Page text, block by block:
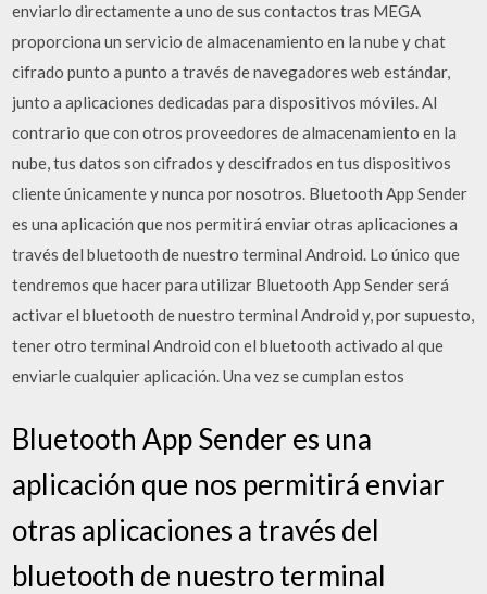
enviarlo directamente a uno de sus contactos tras MEGA
proporciona un servicio de almacenamiento en la nube y chat
cifrado punto a punto a través de navegadores web estándar,
junto a aplicaciones dedicadas para dispositivos móviles. Al
contrario que con otros proveedores de almacenamiento en la
nube, tus datos son cifrados y descifrados en tus dispositivos
cliente únicamente y nunca por nosotros. Bluetooth App Sender
es una aplicación que nos permitirá enviar otras aplicaciones a
través del bluetooth de nuestro terminal Android. Lo único que
tendremos que hacer para utilizar Bluetooth App Sender será
activar el bluetooth de nuestro terminal Android y, por supuesto,
tener otro terminal Android con el bluetooth activado al que
enviarle cualquier aplicación. Una vez se cumplan estos
Bluetooth App Sender es una
aplicación que nos permitirá enviar
otras aplicaciones a través del
bluetooth de nuestro terminal